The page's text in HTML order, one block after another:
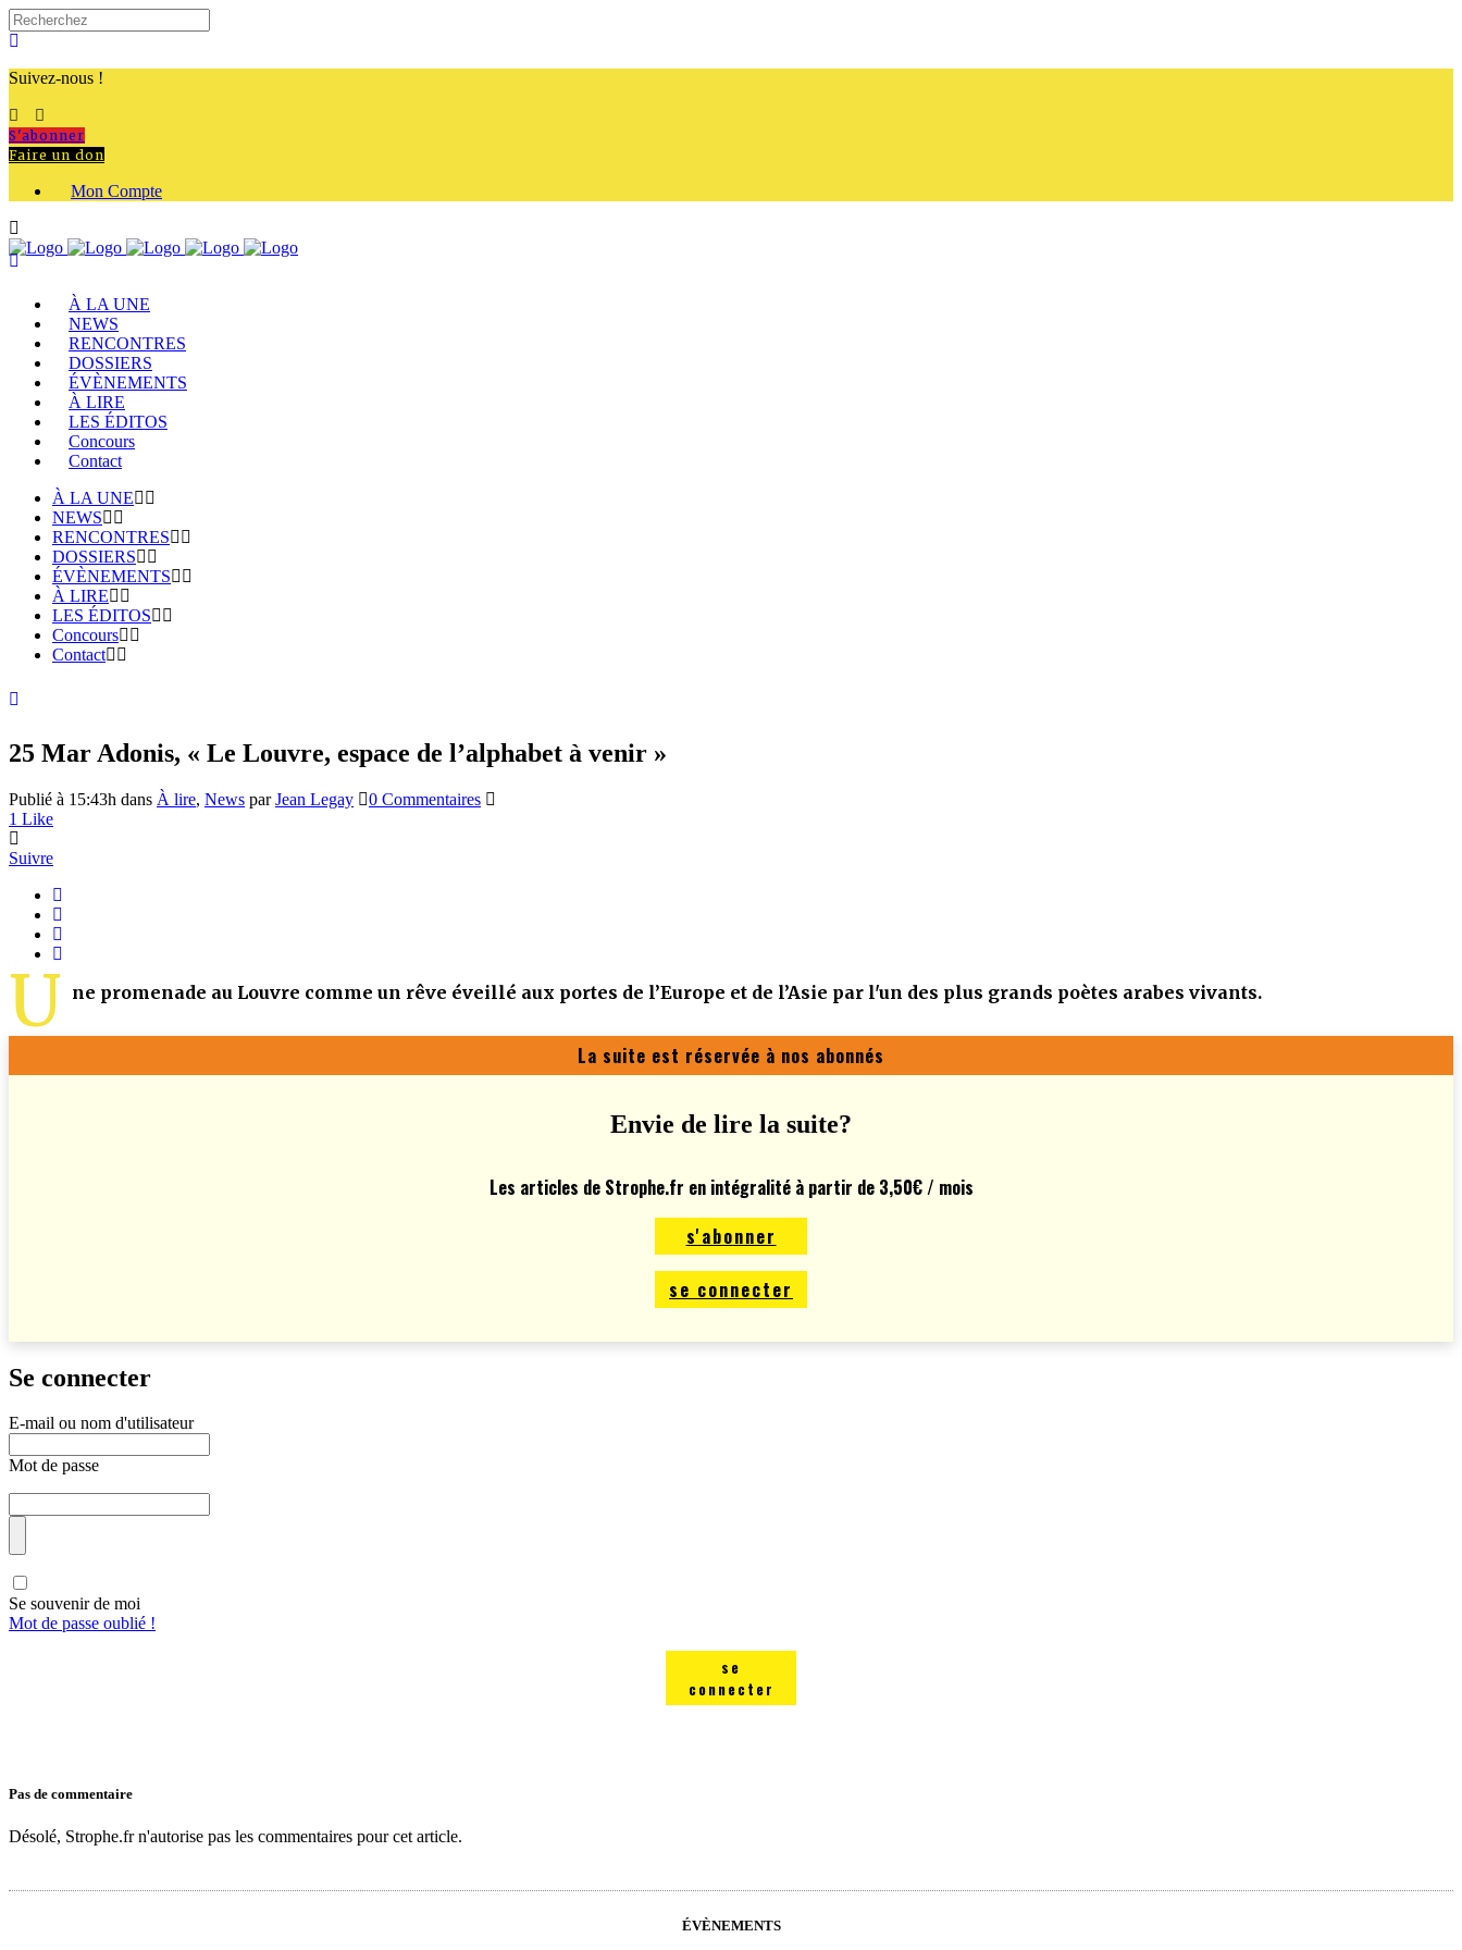
Suivez-nous !
S'abonner
Faire un don
Mon Compte
À LA UNE
NEWS
RENCONTRES
DOSSIERS
ÉVÈNEMENTS
À LIRE
LES ÉDITOS
Concours
Contact
À LA UNE
NEWS
RENCONTRES
DOSSIERS
ÉVÈNEMENTS
À LIRE
LES ÉDITOS
Concours
Contact
25 Mar Adonis, « Le Louvre, espace de l’alphabet à venir »
Publié à 15:43h dans À lire, News parJean Legay
0 Commentaires
1 Like
Suivre
U ne promenade au Louvre comme un rêve éveillé aux portes de l’Europe et de l’Asie par l'un des plus grands poètes arabes vivants.
La suite est réservée à nos abonnés
Envie de lire la suite?
Les articles de Strophe.fr en intégralité à partir de 3,50€ / mois
s'abonner
se connecter
Se connecter
E-mail ou nom d'utilisateur
Mot de passe
Se souvenir de moi
Mot de passe oublié !
se
connecter
Pas de commentaire
Désolé, Strophe.fr n'autorise pas les commentaires pour cet article.
ÉVÈNEMENTS